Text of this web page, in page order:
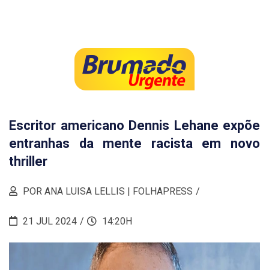
Escritor americano Dennis Lehane expõe
entranhas da mente racista em novo
thriller
POR ANA LUISA LELLIS | FOLHAPRESS
21 JUL 2024 14:20H